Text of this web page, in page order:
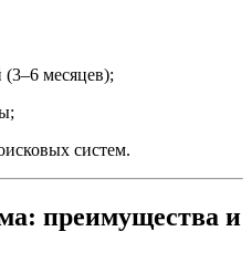
(3–6 месяцев);
систем.
преимущества и